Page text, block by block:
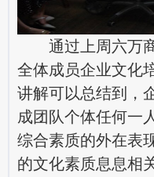
通过上周六万
全体成员企业文化
讲解可以总结到，
成团队个体任何一
综合素质的外在表
的文化素质息息相